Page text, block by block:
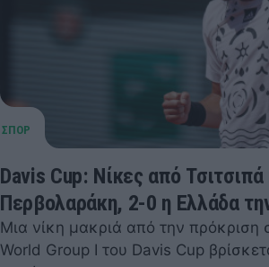
Davis Cup: Νίκες από Τσιτσιπά
Περβολαράκη, 2-0 η Ελλάδα
Μια νίκη μακριά από την πρόκριση
World Group I του Davis Cup